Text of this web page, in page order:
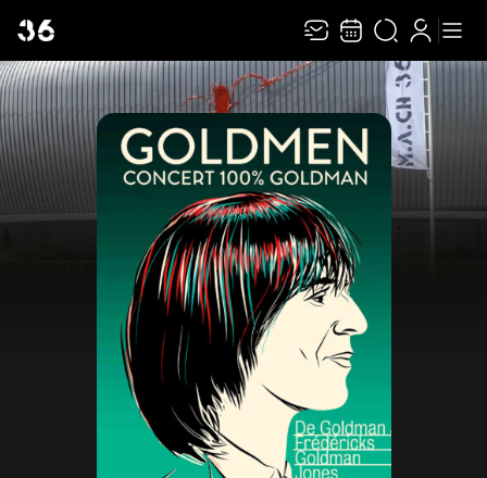
Recevez toute l’actualité en vous abonnant à
ENVOYER
Rivaj Group traite votre adresse électronique pour la gestion de votre
abonnement à la newsletter deMACH 36. Vous pouvez retirer votre
consentement à tout moment. Pour en savoir plus, consultez notre
protection des données.